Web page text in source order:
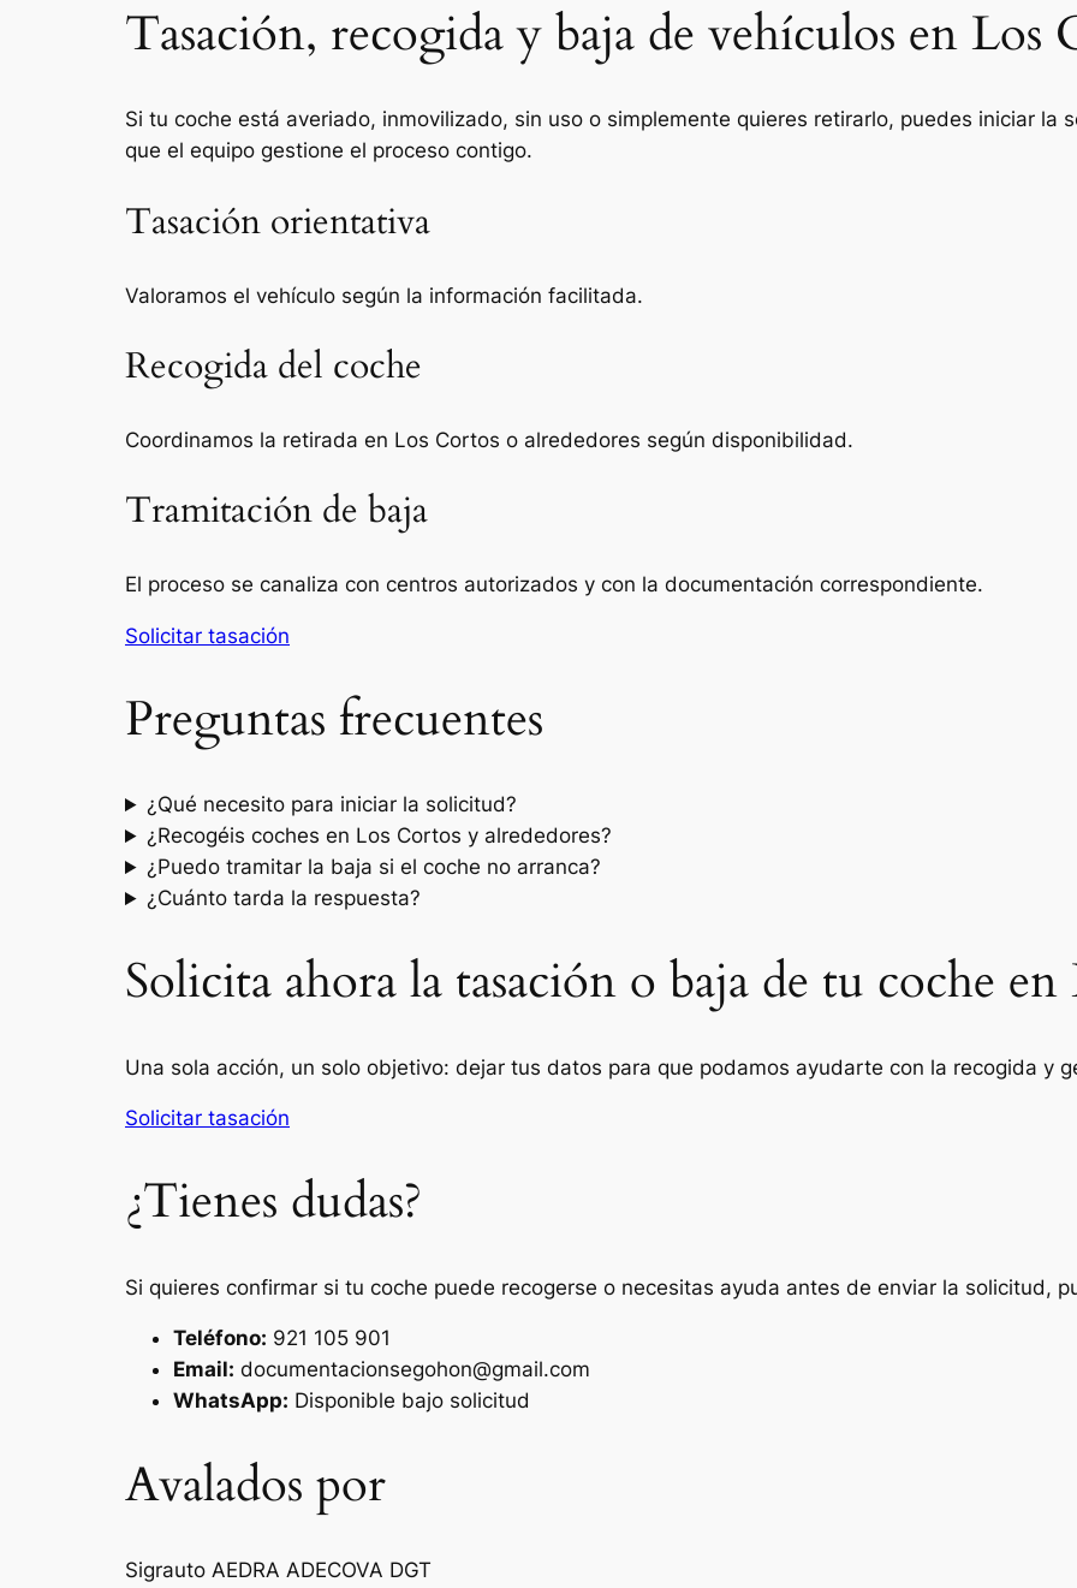
Tasación, recogida y baja de vehículos en Los
Si tu coche está averiado, inmovilizado, sin uso o simplemente quieres retirarlo, puedes iniciar la
que el equipo gestione el proceso contigo.
Tasación orientativa
Valoramos el vehículo según la información facilitada.
Recogida del coche
Coordinamos la retirada en Los Cortos o alrededores según disponibilidad.
Tramitación de baja
El proceso se canaliza con centros autorizados y con la documentación correspondiente.
Solicitar tasación
Preguntas frecuentes
¿Qué necesito para iniciar la solicitud?
¿Recogéis coches en Los Cortos y alrededores?
¿Puedo tramitar la baja si el coche no arranca?
¿Cuánto tarda la respuesta?
Solicita ahora la tasación o baja de tu coche
Una sola acción, un solo objetivo: dejar tus datos para que podamos ayudarte con la recogida y
Solicitar tasación
¿Tienes dudas?
Si quieres confirmar si tu coche puede recogerse o necesitas ayuda antes de enviar la solicitud,
Teléfono: 921 105 901
Email: documentacionsegohon@gmail.com
WhatsApp: Disponible bajo solicitud
Avalados por
Sigrauto AEDRA ADECOVA DGT